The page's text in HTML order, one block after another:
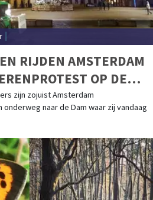
RIJDEN AMSTERDAM
OP DE
zijn zojuist Amsterdam
naar de Dam waar zij vandaag